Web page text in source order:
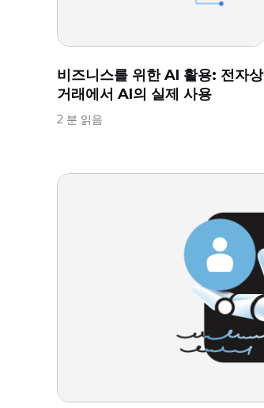
비즈니스를 위한 AI 활용: 전자상
거래에서 AI의 실제 사용
2 분 읽음